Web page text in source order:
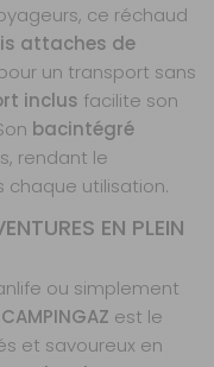
ce réchaud
attaches de
un transport sans
inclus facilite son
bacintégré
rendant le
chaque utilisation.
EN PLEIN
ou simplement
est le
et savoureux en